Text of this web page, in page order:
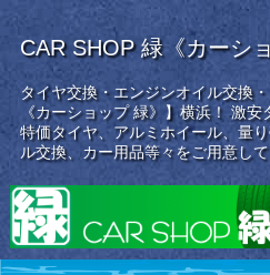
CAR SHOP 緑《カーシ
タイヤ交換・エンジンオイル交換
《カーショップ 緑》】横浜！ 激
特価タイヤ、アルミホイール、量
ル交換、カー用品等々をご用意して